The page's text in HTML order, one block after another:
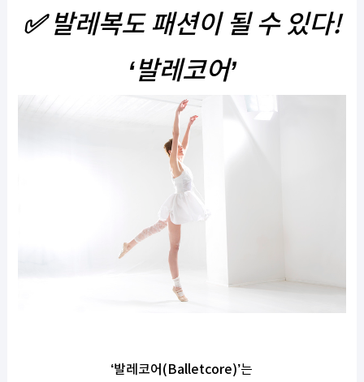
✅발레복도 패션이 될 수 있다!
‘발레코어’
‘발레코어 (Balletcore)’는